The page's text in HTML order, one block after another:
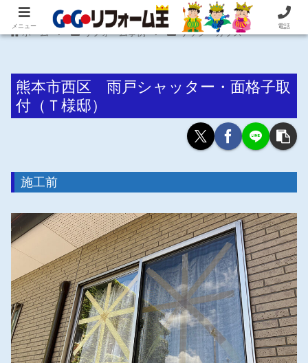
住まいの困ったを即解決！住宅リフォーム専門 株式会社 笠井産業
ホーム リフォーム事例 サッシ・ガラス
熊本市西区 雨戸シャッター・面格子取
付（Ｔ様邸）
施工前
メニュー 電話